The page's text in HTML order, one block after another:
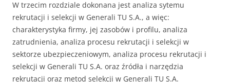
W trzecim rozdziale dokonana jest analiza sytemu
rekrutacji i selekcji w Generali TU S.A., a więc:
charakterystyka firmy, jej zasobów i profilu, analiza
zatrudnienia, analiza procesu rekrutacji i selekcji w
sektorze ubezpieczeniowym, analiza procesu rekrutacji i
selekcji w Generali TU S.A. oraz źródła i narzędzia
rekrutacji oraz metod selekcji w Generali TU S.A.